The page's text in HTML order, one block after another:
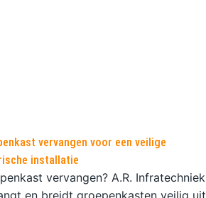
vervangen voor een veilige
installatie
vervangen? A.R. Infratechniek